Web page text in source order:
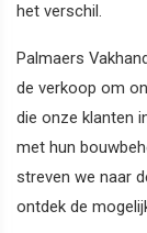
het verschil.
Palmaers
de verkoop om
die onze klanten
met hun
streven we naar
ontdek de